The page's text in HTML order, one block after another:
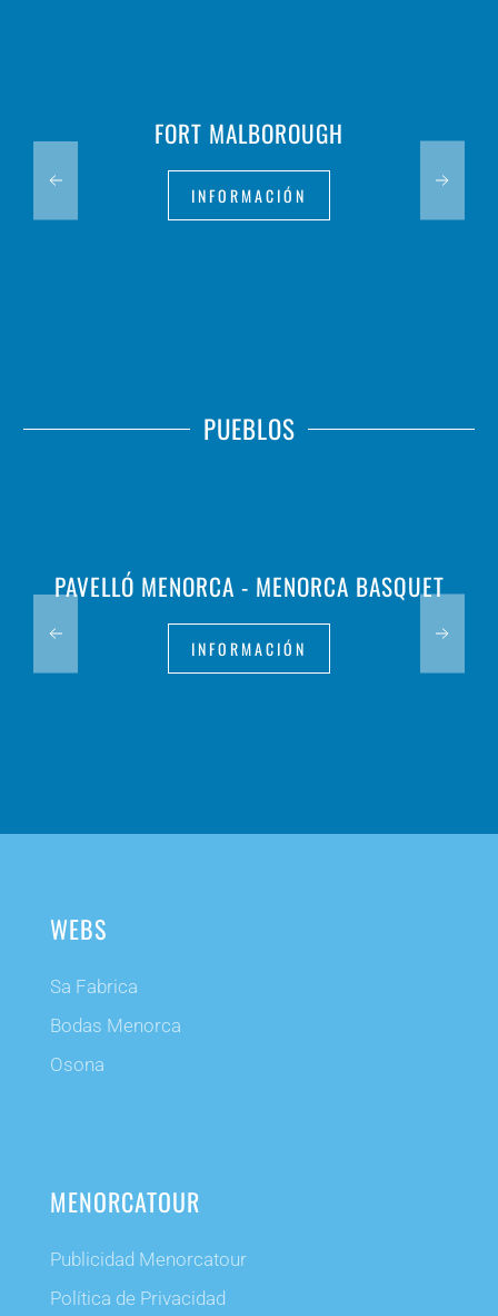
FORT MALBOROUGH
INFORMACIÓN
PUEBLOS
PAVELLÓ MENORCA - MENORCA BASQUET
INFORMACIÓN
WEBS
Sa Fabrica
Bodas Menorca
Osona
MENORCATOUR
Publicidad Menorcatour
Política de Privacidad